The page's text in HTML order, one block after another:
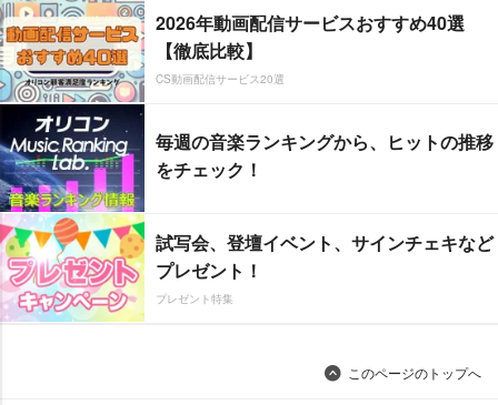
2026年動画配信サービスおすすめ40選
【徹底比較】
CS動画配信サービス20選
毎週の音楽ランキングから、ヒットの推移
をチェック！
試写会、登壇イベント、サインチェキなど
プレゼント！
プレゼント特集
このページのトップへ